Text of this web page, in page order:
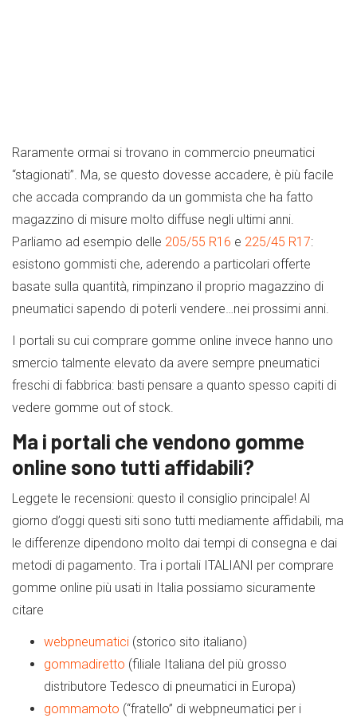
Raramente ormai si trovano in commercio pneumatici
“stagionati”. Ma, se questo dovesse accadere, è più facile
che accada comprando da un gommista che ha fatto
magazzino di misure molto diffuse negli ultimi anni.
Parliamo ad esempio delle 205/55 R16 e 225/45 R17:
esistono gommisti che, aderendo a particolari offerte
basate sulla quantità, rimpinzano il proprio magazzino di
pneumatici sapendo di poterli vendere…nei prossimi anni.
I portali su cui comprare gomme online invece hanno uno
smercio talmente elevato da avere sempre pneumatici
freschi di fabbrica: basti pensare a quanto spesso capiti di
vedere gomme out of stock.
Ma i portali che vendono gomme
online sono tutti affidabili?
Leggete le recensioni: questo il consiglio principale! Al
giorno d’oggi questi siti sono tutti mediamente affidabili, ma
le differenze dipendono molto dai tempi di consegna e dai
metodi di pagamento. Tra i portali ITALIANI per comprare
gomme online più usati in Italia possiamo sicuramente
citare
webpneumatici (storico sito italiano)
gommadiretto (filiale Italiana del più grosso
distributore Tedesco di pneumatici in Europa)
gommamoto (“fratello” di webpneumatici per i